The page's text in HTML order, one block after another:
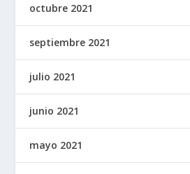
octubre 2021
septiembre 2021
julio 2021
junio 2021
mayo 2021